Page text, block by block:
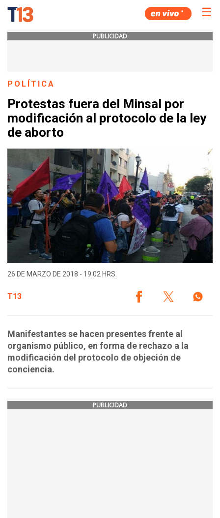
☰
PUBLICIDAD
POLÍTICA
Protestas fuera del Minsal por
modificación al protocolo de la ley
de aborto
26 DE MARZO DE 2018 - 19:02 HRS.
T13
Manifestantes se hacen presentes frente al
organismo público, en forma de rechazo a la
modificación del protocolo de objeción de
conciencia.
PUBLICIDAD